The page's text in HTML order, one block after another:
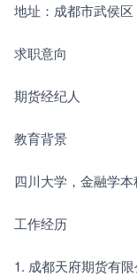
地址：成都市武侯区
求职意向
期货经纪人
教育背景
四川大学，金融学
工作经历
1. 成都天府期货有